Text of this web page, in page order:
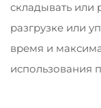
складывать или
разгрузке или
время и
использования